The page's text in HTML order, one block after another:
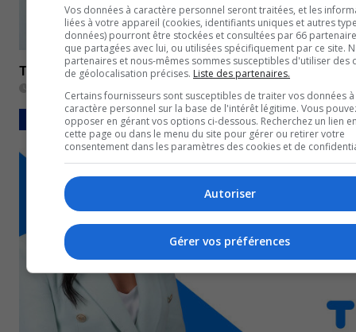
TVA Midi Abitibi-Témiscamingue du 16 août 2023
BULLETINS COMPLETS
Vos données à caractère personnel seront traitées, et les
liées à votre appareil (cookies, identifiants uniques et autres
données) pourront être stockées et consultées par 66
que partagées avec lui, ou utilisées spécifiquement par ce site.
partenaires et nous-mêmes sommes susceptibles d'utiliser des
de géolocalisation précises. Liste des partenaires.
Certains fournisseurs sont susceptibles de traiter vos données à
caractère personnel sur la base de l'intérêt légitime. Vous
opposer en gérant vos options ci-dessous. Recherchez un lien
cette page ou dans le menu du site pour gérer ou retirer votre
consentement dans les paramètres des cookies et de
Autoriser
Gérer vos préférences